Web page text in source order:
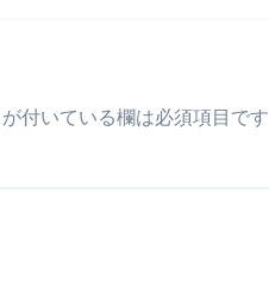
が付いている欄は必須項目です